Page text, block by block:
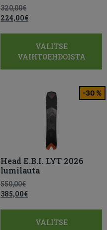
320,00€
224,00€
VALITSE
VAIHTOEHDOISTA
-30 %
Head E.B.I. LYT 2026
lumilauta
550,00€
385,00€
VALITSE